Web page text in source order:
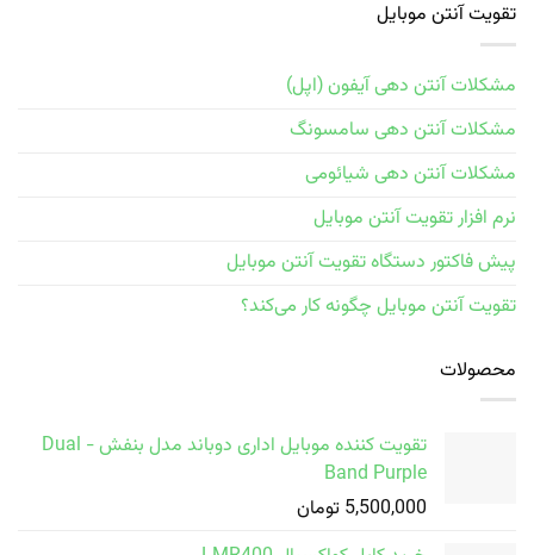
تقویت آنتن موبایل
مشکلات آنتن دهی آیفون (اپل)
مشکلات آنتن دهی سامسونگ
مشکلات آنتن دهی شیائومی
نرم افزار تقویت آنتن موبایل
پیش فاکتور دستگاه تقویت آنتن موبایل
تقویت آنتن موبایل چگونه کار می‌کند؟
محصولات
تقویت کننده موبایل اداری دوباند مدل بنفش - Dual
Band Purple
5,500,000 تومان